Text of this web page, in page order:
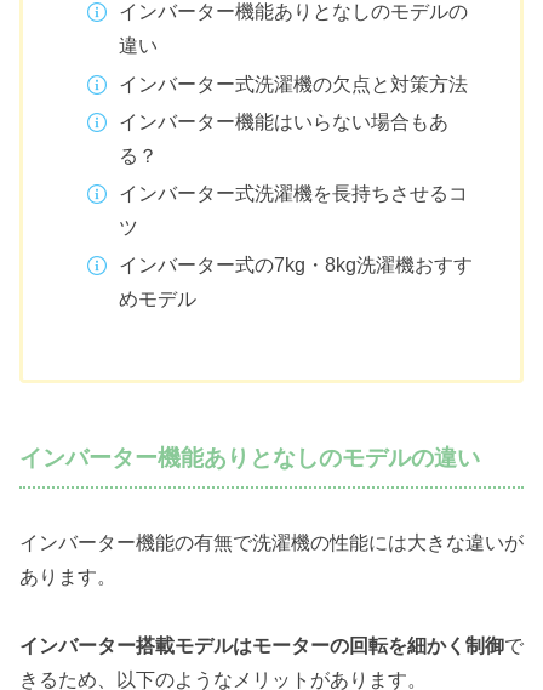
インバーター機能ありとなしのモデルの
違い
インバーター式洗濯機の欠点と対策方法
インバーター機能はいらない場合もあ
る？
インバーター式洗濯機を長持ちさせるコ
ツ
インバーター式の7kg・8kg洗濯機おすす
めモデル
インバーター機能ありとなしのモデルの違い
インバーター機能の有無で洗濯機の性能には大きな違いが
あります。
インバーター搭載モデルはモーターの回転を細かく制御で
きるため、以下のようなメリットがあります。